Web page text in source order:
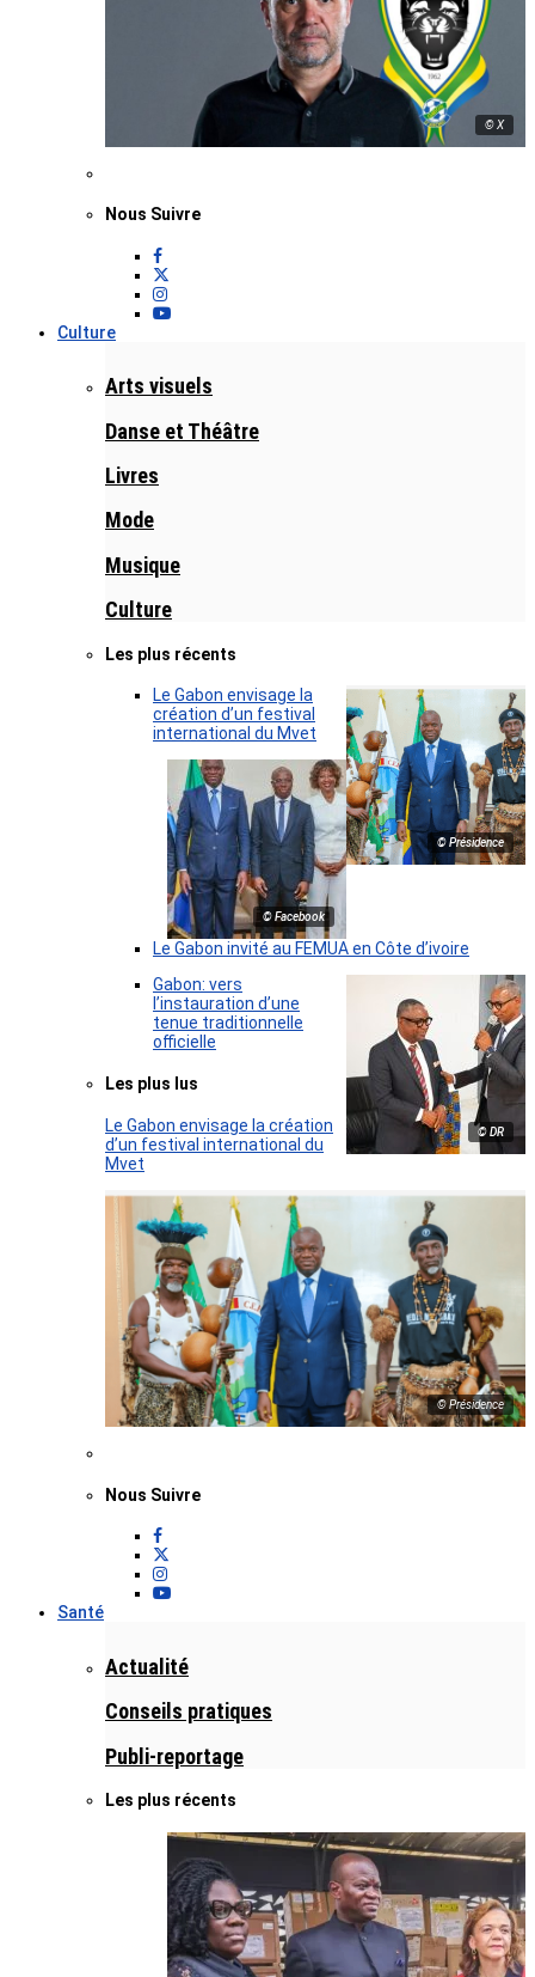
© X
Nous Suivre
Culture
Arts visuels
Danse et Théâtre
Livres
Mode
Musique
Culture
Les plus récents
© Présidence
Le Gabon envisage la
création d’un festival
international du Mvet
© Facebook
Le Gabon invité au FEMUA en Côte d’ivoire
© DR
Gabon: vers
l’instauration d’une
tenue traditionnelle
officielle
Les plus lus
Le Gabon envisage la création
d’un festival international du
Mvet
© Présidence
Nous Suivre
Santé
Actualité
Conseils pratiques
Publi-reportage
Les plus récents